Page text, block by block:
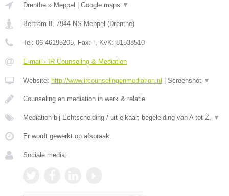
Drenthe » Meppel Google maps ▼
Bertram 8 7944 NS Meppel (Drenthe)
Tel: 06-46195205 , Fax: - , KvK: 81538510
E-mail › IR Counseling & Mediation
Website: http://www.ircounselingenmediation.nl Screenshot ▼
Counseling en mediation in werk & relatie
Mediation bij Echtscheiding / uit elkaar; begeleiding van A tot Z, ▼
Er wordt gewerkt op afspraak.
Sociale media: